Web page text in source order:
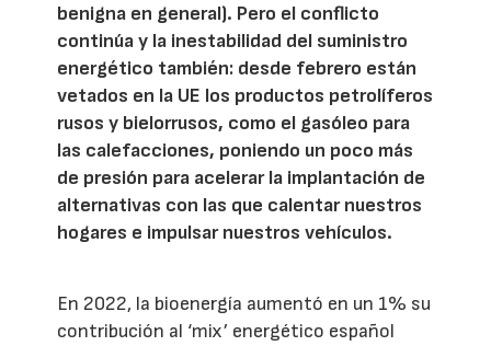
benigna en general). Pero el conflicto
continúa y la inestabilidad del suministro
energético también: desde febrero están
vetados en la UE los productos petrolíferos
rusos y bielorrusos, como el gasóleo para
las calefacciones, poniendo un poco más
de presión para acelerar la implantación de
alternativas con las que calentar nuestros
hogares e impulsar nuestros vehículos.
En 2022, la bioenergía aumentó en un 1% su
contribución al ‘mix’ energético español